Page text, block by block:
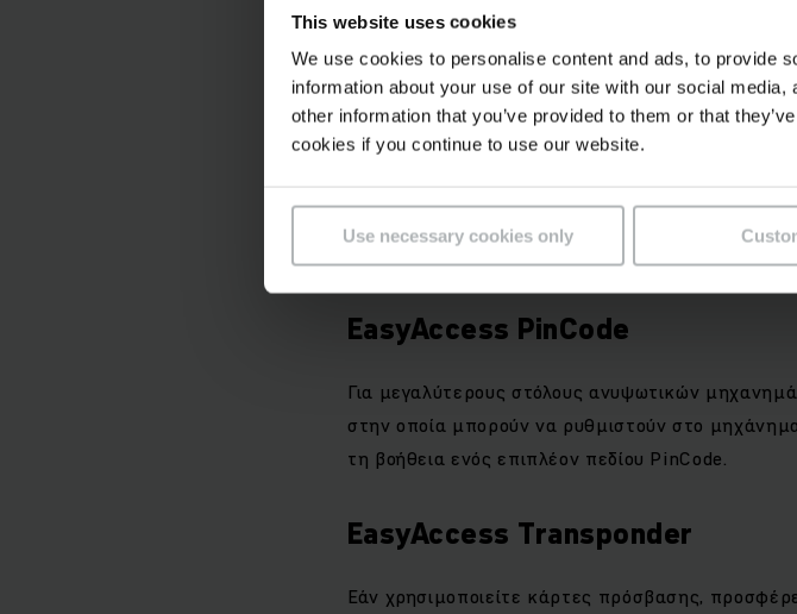
This website uses cookies
We use cookies to personalise content and ads, to provide
information about your use of our site with our social
other information that you’ve provided to them or that
cookies if you continue to use our website.
Use necessary cookies only
Για τον λόγο αυτό σας προσφέρουμε το
EasyAccess PinCode και EasyAccess
εσάς και τον στόλο σας.
EasyAccess softkey
ένας κωδικός πρόσβασης. Μπορείτε να
EasyAccess PinCode
Για μεγαλύτερους στόλους ανυψωτικών
στην οποία μπορούν να ρυθμιστούν στο
τη βοήθεια ενός επιπλέον πεδίου PinCode.
EasyAccess Transponder
Εάν χρησιμοποιείτε κάρτες πρόσβασης,